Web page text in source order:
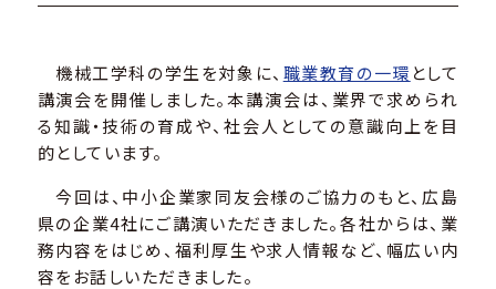
機械工学科の学生を対象に、 職業教育の一環 として
講演会を開催しました。本講演会は、業界で求められ
る知識・技術の育成や、社会人としての意識向上を目
的としています。
今回は、中小企業家同友会様のご協力のもと、広島
県の企業4社にご講演いただきました。各社からは、業
務内容をはじめ、福利厚生や求人情報など、幅広い内
容をお話しいただきました。